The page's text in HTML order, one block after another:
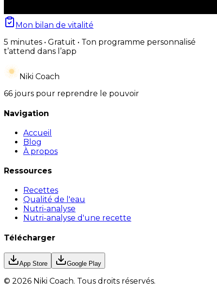
Mon bilan de vitalité
5 minutes • Gratuit • Ton programme personnalisé
t’attend dans l’app
Niki Coach
66 jours pour reprendre le pouvoir
Navigation
Accueil
Blog
À propos
Ressources
Recettes
Qualité de l'eau
Nutri-analyse
Nutri-analyse d'une recette
Télécharger
App Store Google Play
© 2026 Niki Coach. Tous droits réservés.